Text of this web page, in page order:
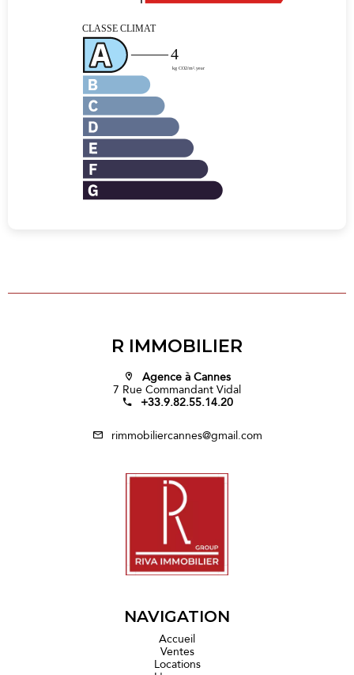
R IMMOBILIER
Agence à Cannes
7 Rue Commandant Vidal
+33.9.82.55.14.20
rimmobiliercannes@gmail.com
NAVIGATION
Accueil
Ventes
Locations